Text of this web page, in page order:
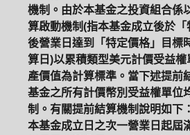
機制。由於本基金之投資組合係
算啟動機制(指本基金成立後於
後營業日達到「特定價格」目標
算日)以累積類型美元計價受益
產價值為計算標準。當下述提前
基金之所有計價幣別受益權單位
制。有關提前結算機制說明如下
本基金成立日之次一營業日起屆